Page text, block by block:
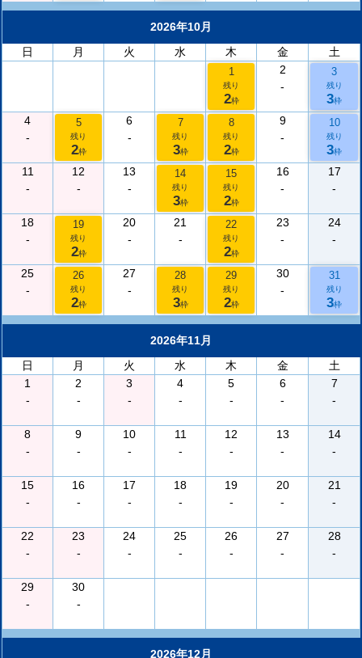
2026年10月
日
月 火 水 木 金 土
1
残り
2枠
2
-
3
残り
3枠
4
-
5
残り
2枠
6
-
7
残り
3枠
8
残り
2枠
9
-
10
残り
3枠
11
-
12
-
13
-
14
残り
3枠
15
残り
2枠
16
-
17
-
18
-
19
残り
2枠
20
-
21
-
22
残り
2枠
23
-
24
-
25
-
26
残り
2枠
27
-
28
残り
3枠
29
残り
2枠
30
-
31
残り
3枠
2026年11月
日
月 火 水 木 金
土
1
-
2
-
3
-
4
-
5
-
6
-
7
-
8
-
9
-
10
-
11
-
12
-
13
-
14
-
15
-
16
-
17
-
18
-
19
-
20
-
21
-
22
-
23
-
24
-
25
-
26
-
27
-
28
-
29
-
30
-
2026年12月